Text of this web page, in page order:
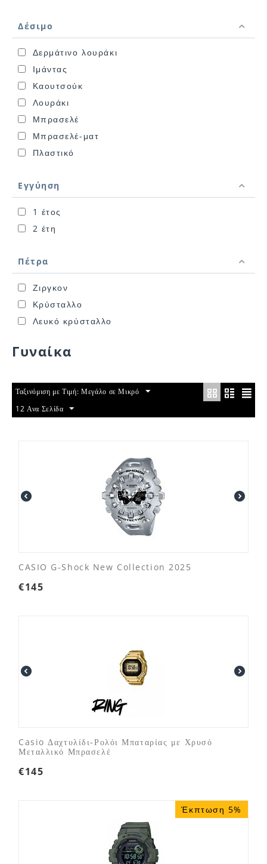
Δέσιμο
Δερμάτινο λουράκι
Ιμάντας
Καουτσούκ
Λουράκι
Μπρασελέ
Μπρασελέ-ματ
Πλαστικό
Εγγύηση
1 έτος
2 έτη
Πέτρα
Ζιργκον
Κρύσταλλο
Λευκό κρύσταλλο
Γυναίκα
Ταξινόμιση με Τιμή: Μεγάλο σε Μικρό
12 Ανα Σελίδα
CASIO G-Shock New Collection 2025
€145
Casio Δαχτυλίδι-Ρολόι Μπαταρίας με Χρυσό
Μεταλλικό Μπρασελέ
€145
Έκπτωση 5%